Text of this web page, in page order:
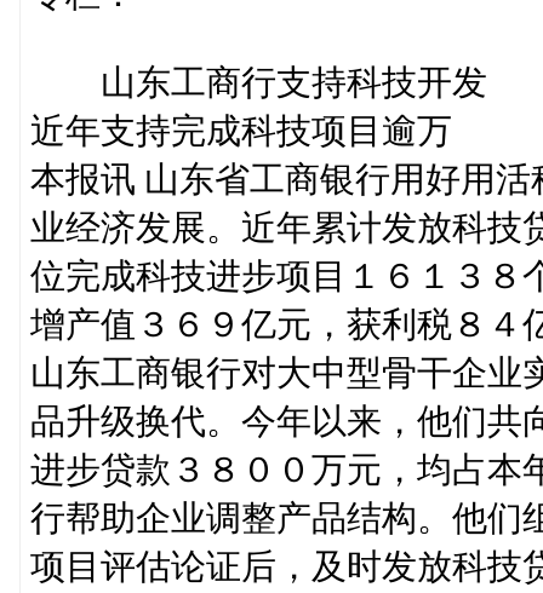
山东工商行支持科技开发
近年支持完成科技项目逾万
本报讯 山东省工商银行用好用
业经济发展。近年累计发放科技
位完成科技进步项目１６１３８
增产值３６９亿元，获利税８４
山东工商银行对大中型骨干企业
品升级换代。今年以来，他们共
进步贷款３８００万元，均占本
行帮助企业调整产品结构。他们
项目评估论证后，及时发放科技